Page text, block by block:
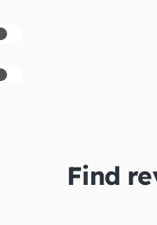
Find